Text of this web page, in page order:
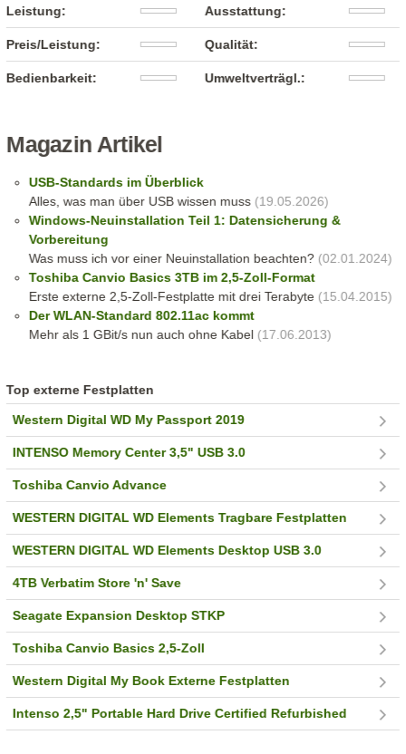
Leistung: Ausstattung:
Preis/Leistung: Qualität:
Bedienbarkeit: Umweltverträgl.:
Magazin Artikel
USB-Standards im Überblick
Alles, was man über USB wissen muss(19.05.2026)
Windows-Neuinstallation Teil 1: Datensicherung &
Vorbereitung
Was muss ich vor einer Neuinstallation beachten?(02.01.2024)
Toshiba Canvio Basics 3TB im 2,5-Zoll-Format
Erste externe 2,5-Zoll-Festplatte mit drei Terabyte (15.04.2015)
Der WLAN-Standard 802.11ac kommt
Mehr als 1 GBit/s nun auch ohne Kabel(17.06.2013)
Top externe Festplatten
Western Digital WD My Passport 2019
INTENSO Memory Center 3,5" USB 3.0
Toshiba Canvio Advance
WESTERN DIGITAL WD Elements Tragbare Festplatten
WESTERN DIGITAL WD Elements Desktop USB 3.0
4TB Verbatim Store 'n' Save
Seagate Expansion Desktop STKP
Toshiba Canvio Basics 2,5-Zoll
Western Digital My Book Externe Festplatten
Intenso 2,5" Portable Hard Drive Certified Refurbished